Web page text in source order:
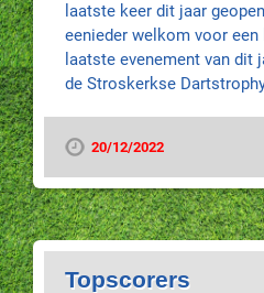
laatste keer dit jaar
eenieder welkom voor
laatste evenement van dit
de Stroskerkse
20/12/2022
Topscorers